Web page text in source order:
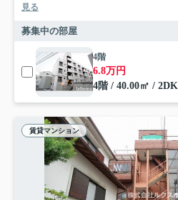
見る
募集中の部屋
4階
6.8万円
4階 / 40.00㎡ / 2DK
賃貸マンション